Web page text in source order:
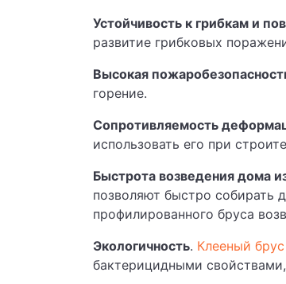
Устойчивость к грибкам и
развитие грибковых
Высокая
горение.
Сопротивляемость
использовать его при
Быстрота возведения дома
позволяют быстро собирать
профилированного бруса
Экологичность. Клееный
бактерицидными